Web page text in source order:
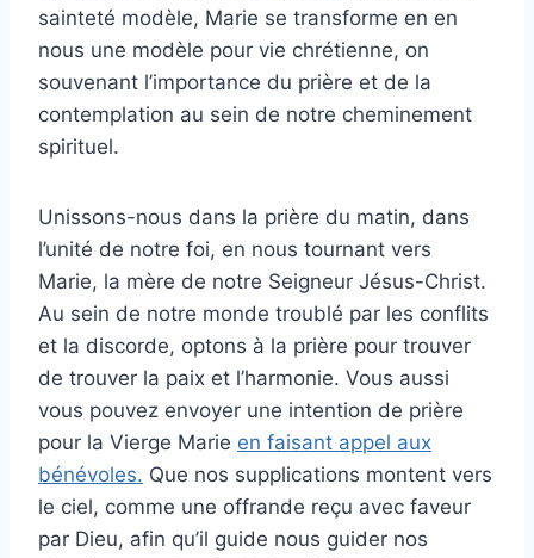
sainteté modèle, Marie se transforme en en
nous une modèle pour vie chrétienne, on
souvenant l’importance du prière et de la
contemplation au sein de notre cheminement
spirituel.
Unissons-nous dans la prière du matin, dans
l’unité de notre foi, en nous tournant vers
Marie, la mère de notre Seigneur Jésus-Christ.
Au sein de notre monde troublé par les conflits
et la discorde, optons à la prière pour trouver
de trouver la paix et l’harmonie. Vous aussi
vous pouvez envoyer une intention de prière
pour la Vierge Marie en faisant appel aux
bénévoles. Que nos supplications montent vers
le ciel, comme une offrande reçu avec faveur
par Dieu, afin qu’il guide nous guider nos